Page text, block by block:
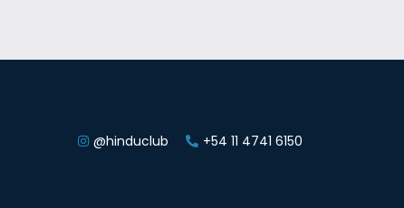
@hinduclub +54 11 4741 6150